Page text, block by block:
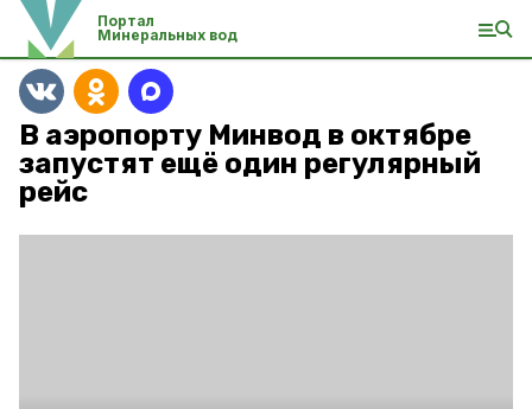
Портал
Минеральных вод
В аэропорту Минвод в октябре
запустят ещё один регулярный
рейс